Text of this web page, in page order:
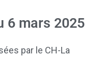
6 mars 2025
par le CH-La